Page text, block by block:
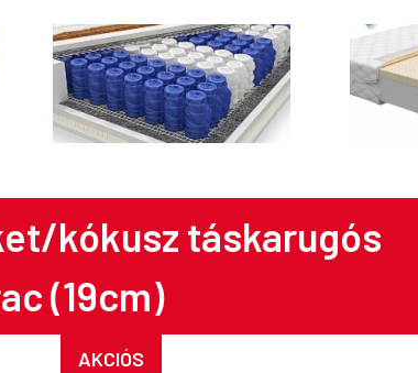
kókusz táskarugós
(19cm)
AKCIÓS